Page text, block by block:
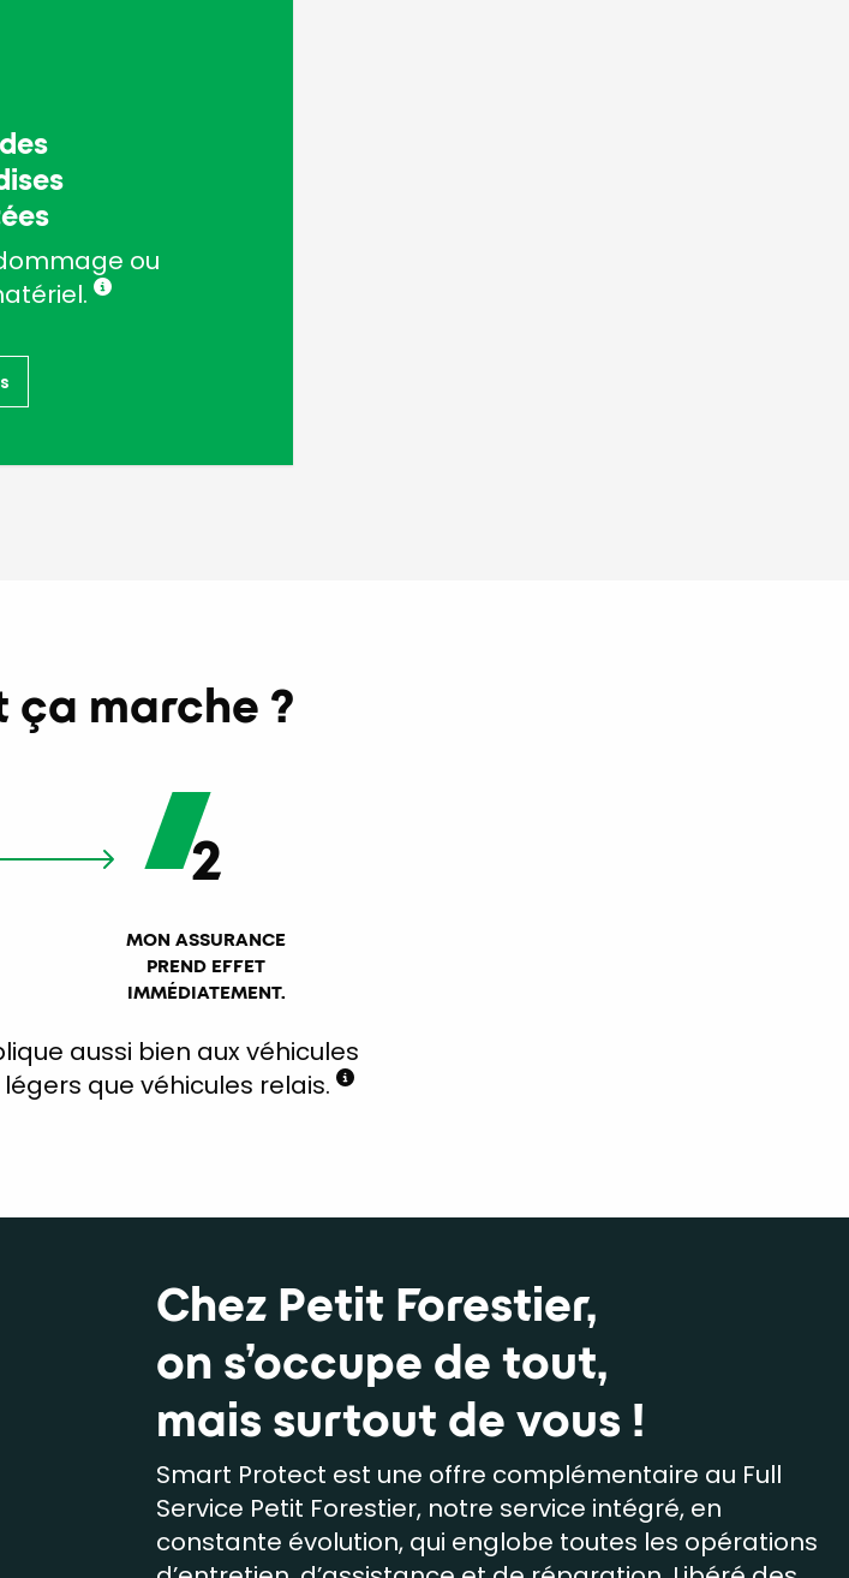
ou
ça marche ?
2
MON ASSURANCE
PREND EFFET
IMMÉDIATEMENT.
aussi bien aux véhicules
que véhicules relais.
Chez Petit Forestier,
on s’occupe de tout,
mais surtout de vous !
Smart Protect est une offre complémentaire au Full
Service Petit Forestier, notre service intégré, en
constante évolution, qui englobe toutes les opérations